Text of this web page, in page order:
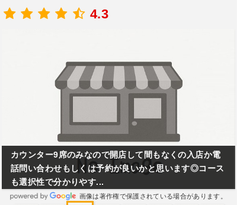
4.3
カウンター9席のみなので開店して間もなくの入店か電
話問い合わせもしくは予約が良いかと思います◎コース
も選択性で分かりやす...
画像は著作権で保護されている場合があります。